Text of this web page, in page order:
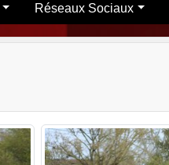
Réseaux Sociaux